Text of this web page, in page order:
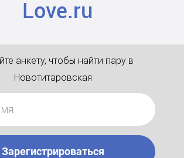
анкету, чтобы найти пару в
Новотитаровская
Зарегистрироваться